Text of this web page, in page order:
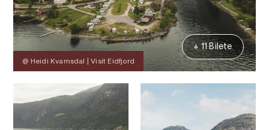
@ Heidi Kvamsdal | Visit Eidfjord
+ 11 Bilete